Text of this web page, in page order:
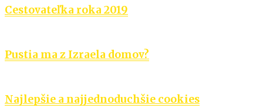
Cestovateľka roka 2019
Pustia ma z Izraela domov?
Najlepšie a najjednoduchšie cookies